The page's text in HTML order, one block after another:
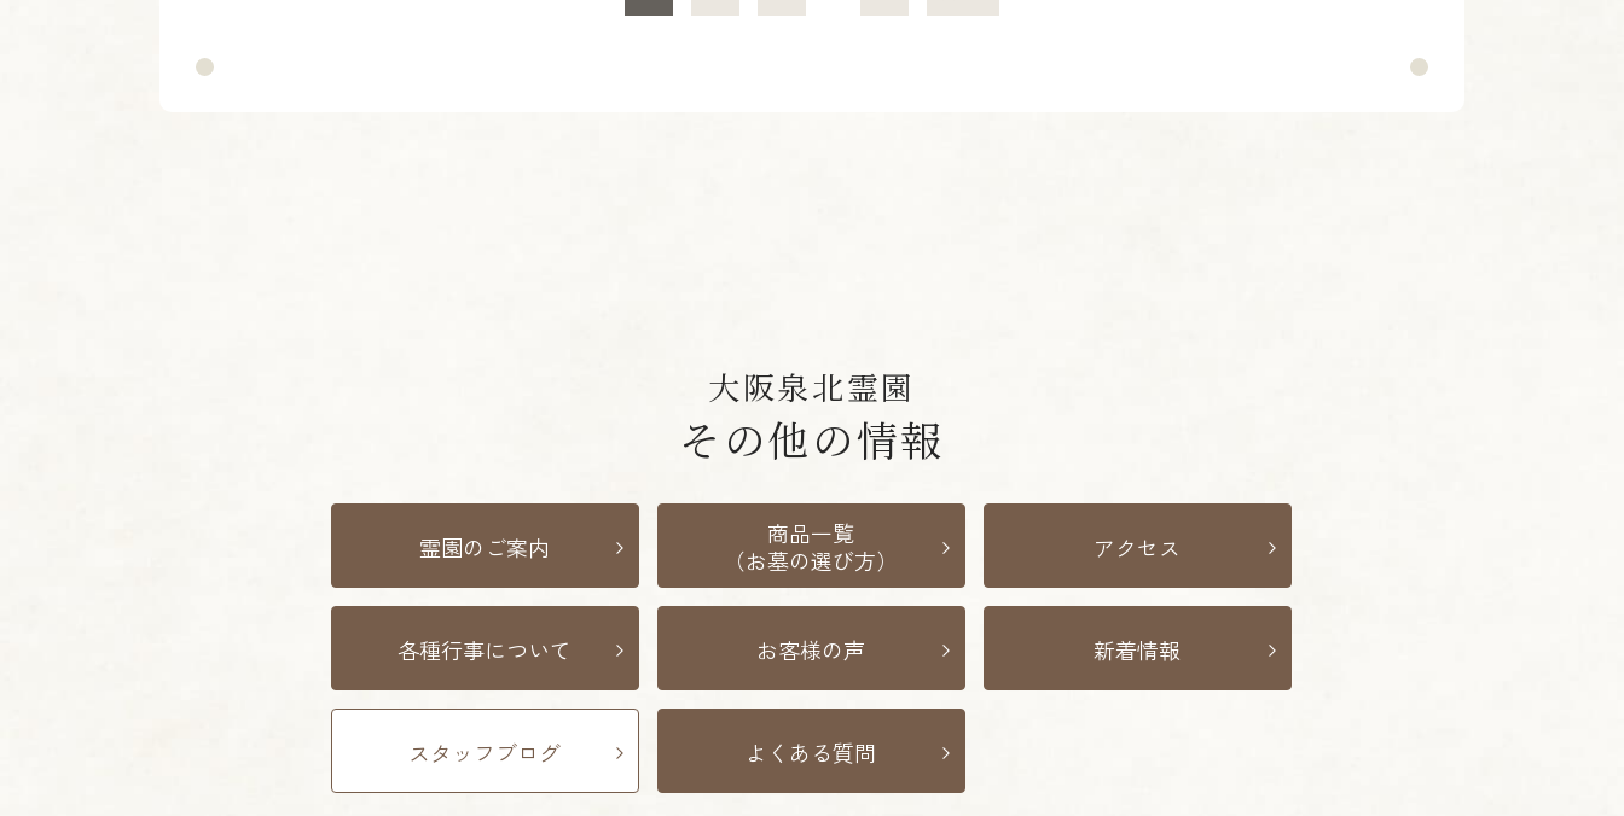
大阪泉北霊園
その他の情報
霊園のご案内
商品一覧
（お墓の選び方）
アクセス
各種行事について お客様の声 新着情報
スタッフブログ よくある質問